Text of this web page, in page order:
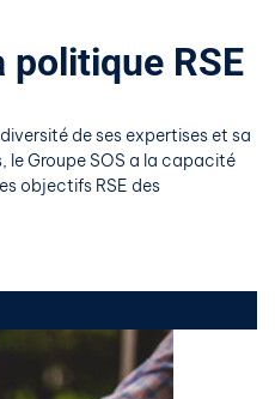
politique RSE
de ses expertises et sa
, le Groupe SOS a la capacité
objectifs RSE des